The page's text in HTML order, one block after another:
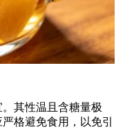
其性温且含糖量极
格避免食用，以免引